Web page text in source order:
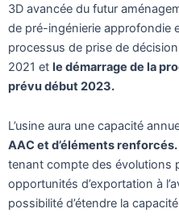
3D avancée du futur
de pré-ingénierie approfondie
processus de prise de
2021 et le démarrage de la
prévu début 2023.
L’usine aura une capacité
AAC et d’éléments renforcés.
tenant compte des évolutions
opportunités d’exportation à
possibilité d’étendre la